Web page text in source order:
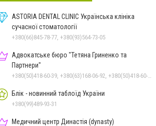
ASTORIA DENTAL CLINIC Українська клініка
сучасної стоматології
+380(66)845-78-77, +380(93)564-73-05
Адвокатське бюро "Тетяна Гриненко та
Партнери"
Блік - новинний таблоїд України
+380(99)489-93-31
Медичний центр Династія (dynasty)